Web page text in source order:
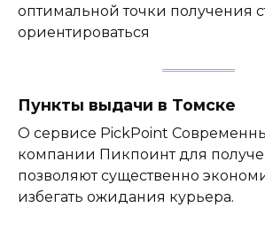
оптимальной точки получения
ориентироваться
Пункты выдачи в Томске
О сервисе PickPoint
компании Пикпоинт для
позволяют существенно
избегать ожидания курьера.